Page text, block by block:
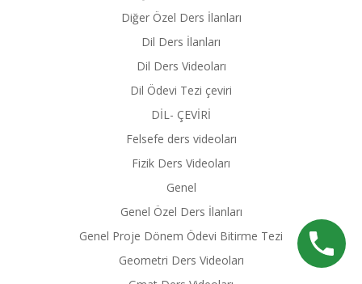
Diğer Özel Ders İlanları
Dil Ders İlanları
Dil Ders Videoları
Dil Ödevi Tezi çeviri
DİL- ÇEVİRİ
Felsefe ders videoları
Fizik Ders Videoları
Genel
Genel Özel Ders İlanları
Genel Proje Dönem Ödevi Bitirme Tezi
Geometri Ders Videoları